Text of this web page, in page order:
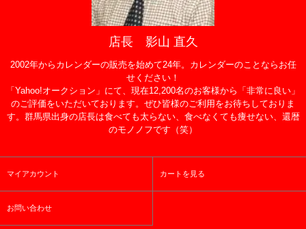
店長 影山 直久
2002年からカレンダーの販売を始めて24年。カレンダーのことならお任
せください！
「Yahoo!オークション」にて、現在12,200名のお客様から「非常に良い」
のご評価をいただいております。ぜひ皆様のご利用をお待ちしておりま
す。群馬県出身の店長は食べても太らない、食べなくても痩せない、還暦
のモノノフです（笑）
マイアカウント カートを見る
お問い合わせ